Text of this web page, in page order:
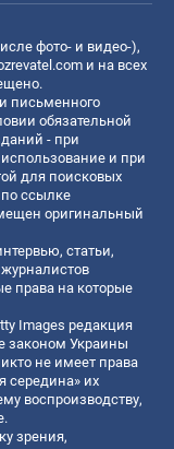
фото- и видео-),
и на всех
письменного
обязательной
- при
и при
для поисковых
по ссылке
оригинальный
статьи,
права на которые
Images редакция
законом Украины
не имеет права
середина» их
воспроизводству,
зрения,